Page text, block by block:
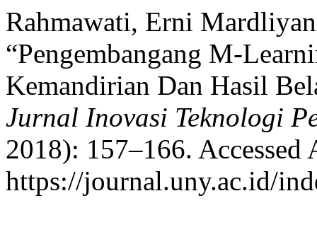
Rahmawati, Erni
“Pengembangang M-
Kemandirian Dan Hasil
Jurnal Inovasi Teknologi
2018): 157–166. Accessed
https://journal.uny.ac.id/